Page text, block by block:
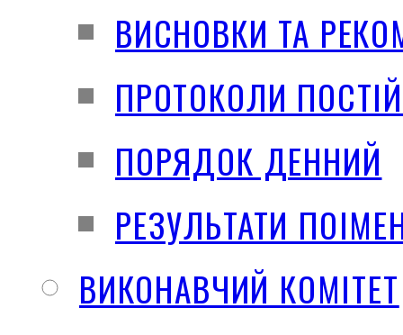
ВИСНОВКИ ТА
ПРОТОКОЛИ
ПОРЯДОК ДЕННИЙ
РЕЗУЛЬТАТИ
ВИКОНАВЧИЙ КОМІТЕТ